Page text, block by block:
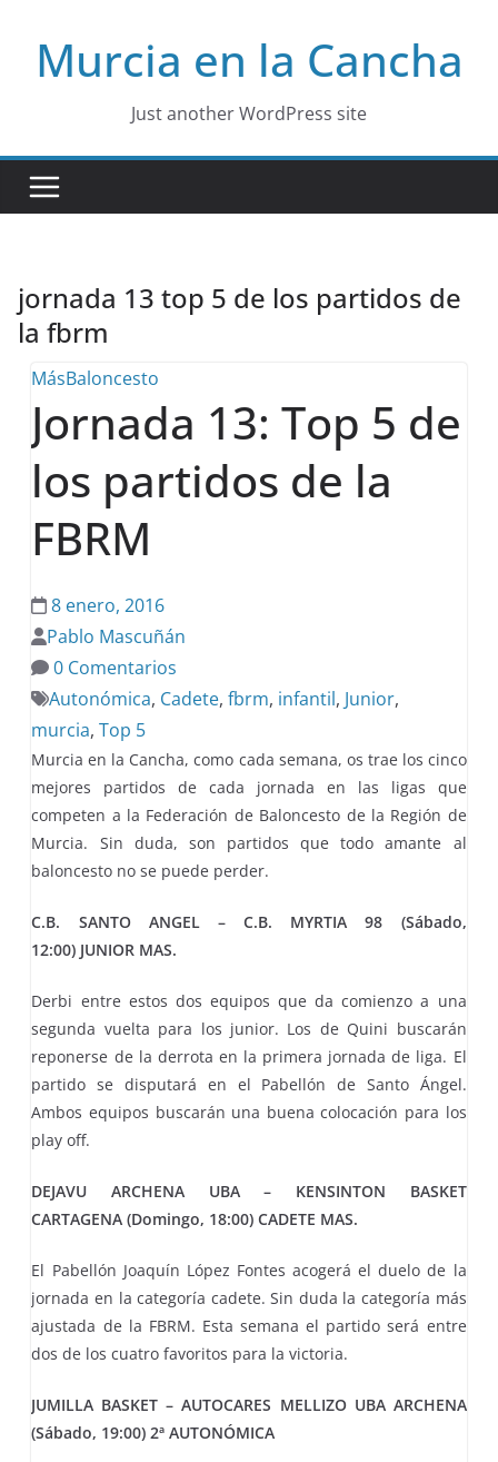
contentMurcia en la Cancha
Just another WordPress site
jornada 13 top 5 de los partidos de
la fbrm
MásBaloncesto
Jornada 13: Top 5 de
los partidos de la
FBRM
8 enero, 2016
Pablo Mascuñán
0 Comentarios
Autonómica, Cadete,fbrm, infantil, Junior,
murcia,Top 5
Murcia en la Cancha, como cada semana, os trae los cinco
mejores partidos de cada jornada en las ligas que
competen a la Federación de Baloncesto de la Región de
Murcia. Sin duda, son partidos que todo amante al
baloncesto no se puede perder.
C.B. SANTO ANGEL – C.B. MYRTIA 98 (Sábado,
12:00) JUNIOR MAS.
Derbi entre estos dos equipos que da comienzo a una
segunda vuelta para los junior. Los de Quini buscarán
reponerse de la derrota en la primera jornada de liga. El
partido se disputará en el Pabellón de Santo Ángel.
Ambos equipos buscarán una buena colocación para los
play off.
DEJAVU ARCHENA UBA – KENSINTON BASKET
CARTAGENA (Domingo, 18:00) CADETE MAS.
El Pabellón Joaquín López Fontes acogerá el duelo de la
jornada en la categoría cadete. Sin duda la categoría más
ajustada de la FBRM. Esta semana el partido será entre
dos de los cuatro favoritos para la victoria.
JUMILLA BASKET – AUTOCARES MELLIZO UBA ARCHENA
(Sábado, 19:00) 2ª AUTONÓMICA